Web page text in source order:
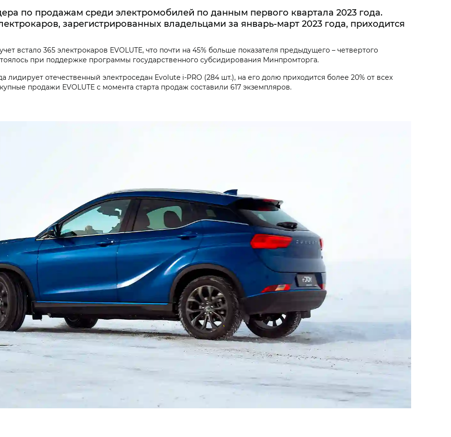
по продажам среди электромобилей по данным первого квартала 2023 года.
зарегистрированных владельцами за январь-март 2023 года, приходится
встало 365 электрокаров EVOLUTE, что почти на 45% больше показателя предыдущего – четвертого
при поддержке программы государственного субсидирования Минпромторга.
лидирует отечественный электроседан Evolute i‑PRO (284 шт.), на его долю приходится более 20% от всех
продажи EVOLUTE с момента старта продаж составили 617 экземпляров.